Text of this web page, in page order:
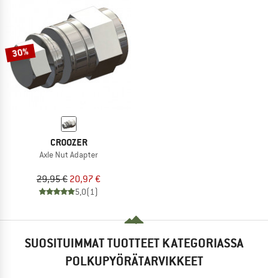
30%
CROOZER
Axle Nut Adapter
29,95 € 20,97 €
5,0(1)
SUOSITUIMMAT TUOTTEET KATEGORIASSA
POLKUPYÖRÄTARVIKKEET